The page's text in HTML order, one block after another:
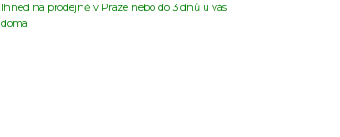
Ihned na prodejně v Praze nebo do 3 dnů u vás
doma